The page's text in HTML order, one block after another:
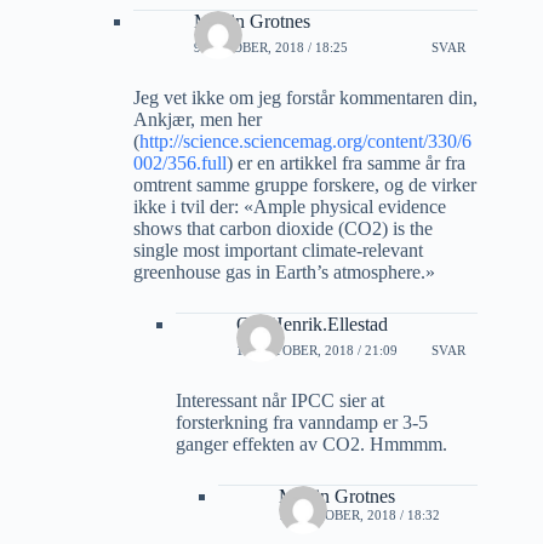
Martin Grotnes
9 OKTOBER, 2018 / 18:25 SVAR
Jeg vet ikke om jeg forstår kommentaren din,
Ankjær, men her
(http://science.sciencemag.org/content/330/6
002/356.full) er en artikkel fra samme år fra
omtrent samme gruppe forskere, og de virker
ikke i tvil der: «Ample physical evidence
shows that carbon dioxide (CO2) is the
single most important climate-relevant
greenhouse gas in Earth’s atmosphere.»
Ole.Henrik.Ellestad
11 OKTOBER, 2018 / 21:09 SVAR
Interessant når IPCC sier at
forsterkning fra vanndamp er 3-5
ganger effekten av CO2. Hmmmm.
Martin Grotnes
13 OKTOBER, 2018 / 18:32